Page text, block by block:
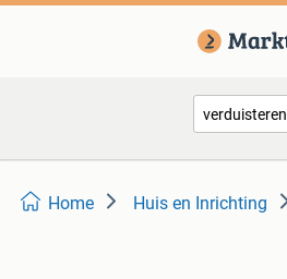
Home Huis en Inrichting